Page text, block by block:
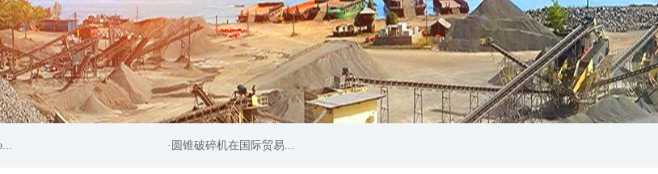
·圆锥破碎机在国际贸易...